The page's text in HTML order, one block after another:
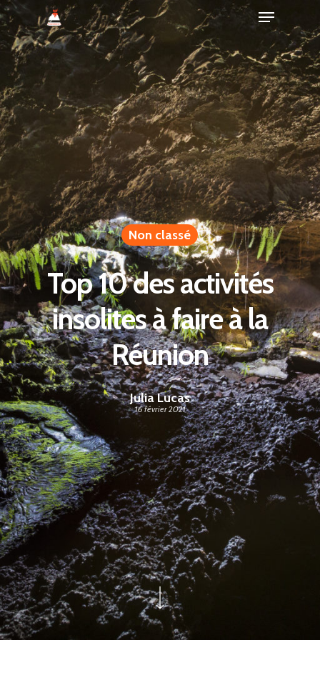
Non classé
Top 10 des activités
insolites à faire à la
Réunion
Julia Lucas
16 février 2021